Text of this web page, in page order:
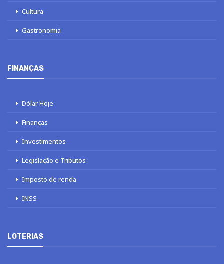
Cultura
Gastronomia
FINANÇAS
Dólar Hoje
Finanças
Investimentos
Legislação e Tributos
Imposto de renda
INSS
LOTERIAS